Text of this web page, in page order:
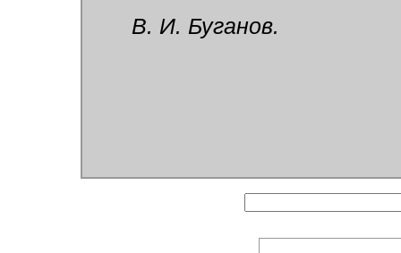
В. И. Буганов.